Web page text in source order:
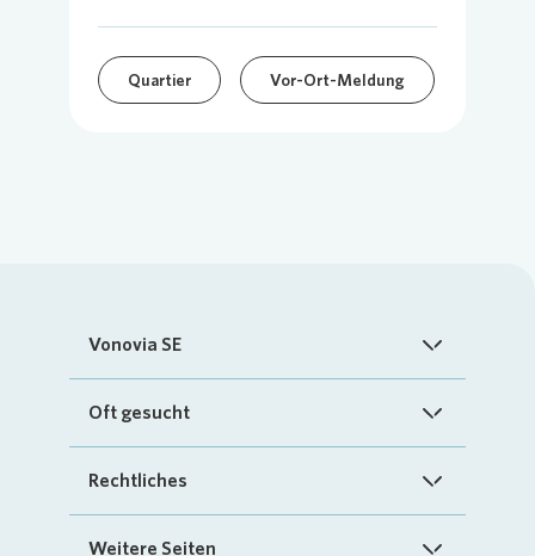
Quartier Vor-Ort-Meldung
Vonovia SE
Startseite
Investoren
Oft gesucht
FAQ
Rechtliches
Impressum
Weitere Seiten